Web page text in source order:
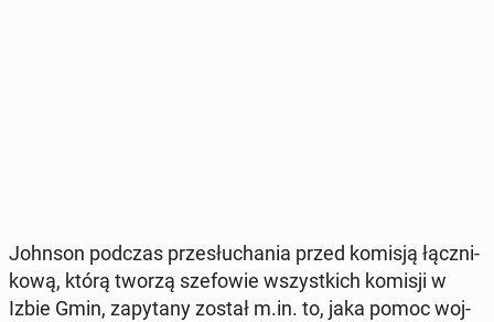
Johnson podczas prze­słu­cha­nia przed komisją łącz­ni­
ko­wą, którą tworzą sze­fo­wie wszyst­kich komisji w
Izbie Gmin, za­py­ta­ny został m.in. to, jaka pomoc woj­